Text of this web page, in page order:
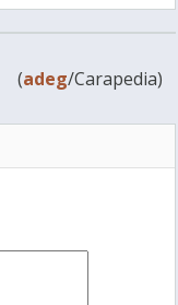
(adeg/Carapedia)